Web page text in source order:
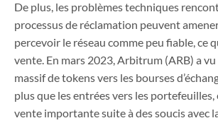
De plus, les problèmes techniques
processus de réclamation peuvent
percevoir le réseau comme peu fiable, ce
vente. En mars 2023, Arbitrum (ARB) a
massif de tokens vers les bourses
plus que les entrées vers les
vente importante suite à des soucis avec